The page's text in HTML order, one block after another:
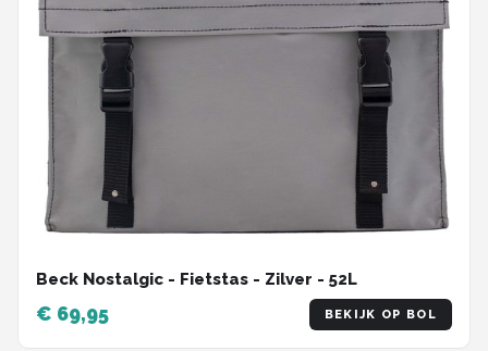
Beck Nostalgic - Fietstas - Zilver - 52L
€ 69,95 BEKIJK OP BOL